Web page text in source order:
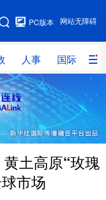
网站无障碍
PC版本
人事 国际 财
人事
港澳
线 教育
体育
土高原“玫瑰
市场